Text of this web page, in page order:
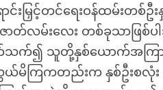
ာင်းမြှင့်တင်ရေးဝန်ထမ်းတ
ာတ်လမ်းလေး တစ်ခုသာဖြ
တ်သက်၍ သူတို့နှစ်ယောက်အကြ
မိကြကတည်းက နှစ်ဦးစလုံး န